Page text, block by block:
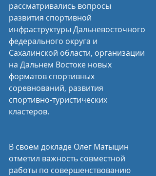
рассматривались вопросы
развития спортивной
инфраструктуры Дальневосточного
федерального округа и
Сахалинской области, организации
на Дальнем Востоке новых
форматов спортивных
соревнований, развития
спортивно-туристических
кластеров.
В своём докладе Олег Матыцин
отметил важность совместной
работы по совершенствованию